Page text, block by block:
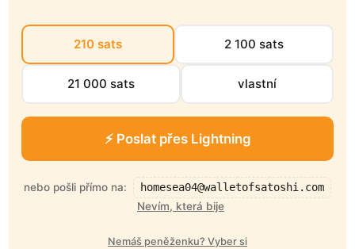
210 sats 2 100 sats
21 000 sats vlastní
⚡ Poslat přes Lightning
nebo pošli přímo na:
homesea04@walletofsatoshi.com
Nevím, která bije
Nemáš peněženku? Vyber si